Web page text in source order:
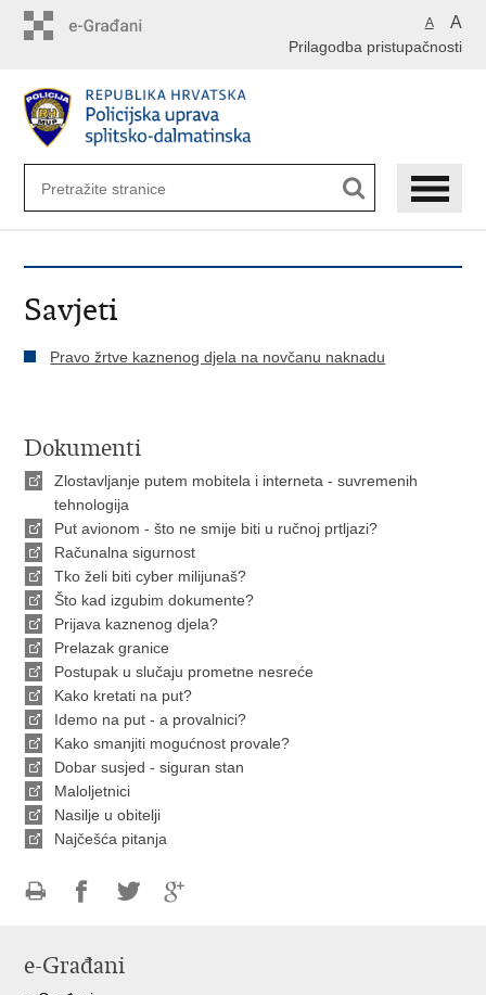
A A
Prilagodba pristupačnosti
Savjeti
Pravo žrtve kaznenog djela na novčanu naknadu
Dokumenti
Zlostavljanje putem mobitela i interneta - suvremenih
tehnologija
Put avionom - što ne smije biti u ručnoj prtljazi?
Računalna sigurnost
Tko želi biti cyber milijunaš?
Što kad izgubim dokumente?
Prijava kaznenog djela?
Prelazak granice
Postupak u slučaju prometne nesreće
Kako kretati na put?
Idemo na put - a provalnici?
Kako smanjiti mogućnost provale?
Dobar susjed - siguran stan
Maloljetnici
Nasilje u obitelji
Najčešća pitanja
FacebookuTwitteru
e-Građani